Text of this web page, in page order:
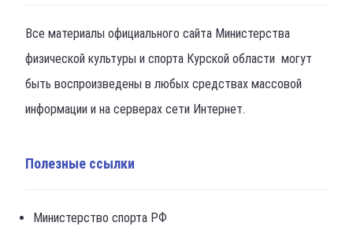
Все материалы официального сайта Министерства
физической культуры и спорта Курской области могут
быть воспроизведены в любых средствах массовой
информации и на серверах сети Интернет.
Полезные ссылки
Министерство спорта РФ